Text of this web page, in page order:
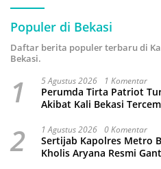
Populer di Bekasi
Daftar berita populer terbaru di
Bekasi.
1 5 Agustus 2026 1 Komentar
Perumda Tirta Patriot
Akibat Kali Bekasi
2 1 Agustus 2026 0 Komentar
Sertijab Kapolres Metro
Kholis Aryana Resmi